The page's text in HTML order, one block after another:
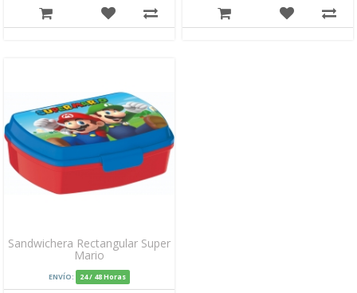
Sandwichera Rectangular Super
Mario
ENVÍO: 24 / 48 Horas